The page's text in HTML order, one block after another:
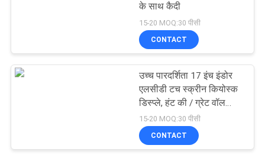
चुंबकीय कार्ड डिस्पेंसर
के साथ कैदी
15-20 MOQ:30 पीसी
CONTACT
उच्च पारदर्शिता 17 इंच इंडोर
एलसीडी टच स्क्रीन कियोस्क
डिस्प्ले, हंट की / ग्रेट वॉल
पावर
15-20 MOQ:30 पीसी
CONTACT